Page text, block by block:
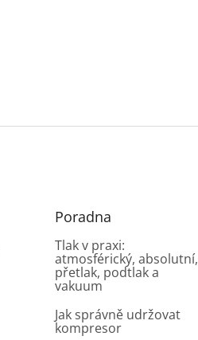
Poradna
Tlak v praxi:
atmosférický, absolutní,
přetlak, podtlak a
vakuum
Jak správně udržovat
kompresor